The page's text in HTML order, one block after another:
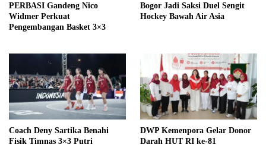
PERBASI Gandeng Nico
Widmer Perkuat
Pengembangan Basket 3×3
Bogor Jadi Saksi Duel Sengit
Hockey Bawah Air Asia
Coach Deny Sartika Benahi
Fisik Timnas 3×3 Putri
DWP Kemenpora Gelar Donor
Darah HUT RI ke-81